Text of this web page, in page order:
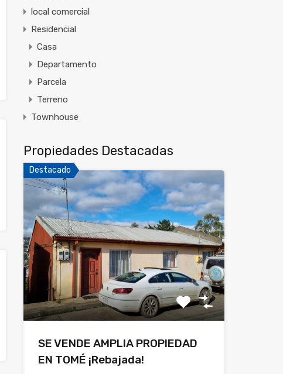
local comercial
Residencial
Casa
Departamento
Parcela
Terreno
Townhouse
Propiedades Destacadas
Destacado
SE VENDE AMPLIA PROPIEDAD
EN TOMÉ ¡Rebajada!